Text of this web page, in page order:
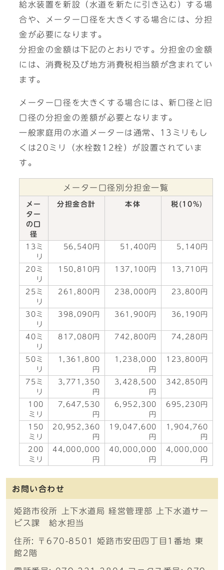
給水装置を新設（水道を新たに引き込む）する場
合や、メーター口径を大きくする場合には、分担
金が必要になります。
分担金の金額は下記のとおりです。分担金の金額
には、消費税及び地方消費税相当額が含まれてい
ます。
メーター口径を大きくする場合には、新口径と旧
口径の分担金の差額が必要となります。
一般家庭用の水道メーターは通常、13ミリもし
くは20ミリ（水栓数12栓）が設置されていま
す。
メーター口径別分担金一覧
メー
ター
の口
径
分担金合計 本体 税(10%)
13ミ
リ
56,540円 51,400円 5,140円
20ミ
リ
150,810円 137,100円 13,710円
25ミ
リ
261,800円 238,000円 23,800円
30ミ
リ
398,090円 361,900円 36,190円
40ミ
リ
817,080円 742,800円 74,280円
50ミ
リ
1,361,800
円
1,238,000
円
123,800円
75ミ
リ
3,771,350
円
3,428,500
円
342,850円
100
ミリ
7,647,530
円
6,952,300
円
695,230円
150
ミリ
20,952,360
円
19,047,600
円
1,904,760
円
200
ミリ
44,000,000
円
40,000,000
円
4,000,000
円
お問い合わせ
姫路市役所 上下水道局 経営管理部 上下水道サー
ビス課 給水担当
住所: 〒670-8501 姫路市安田四丁目1番地 東
館2階